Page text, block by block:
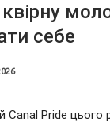
себе
Canal Pride цього